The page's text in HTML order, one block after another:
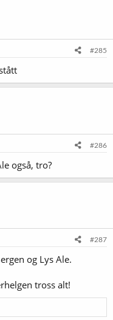
#285
#286
også, tro?
#287
og Lys Ale.
tross alt!